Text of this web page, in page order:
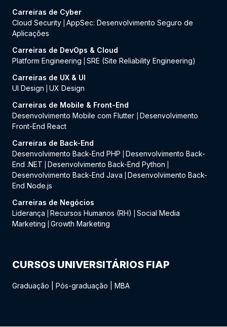
Carreiras de Cyber
Cloud Security AppSec: Desenvolvimento Seguro de
Aplicações
Carreiras de DevOps & Cloud
Platform Engineering
SRE (Site Reliability Engineering)
Carreiras de UX & UI
UI Design
UX Design
Carreiras de Mobile & Front-End
Desenvolvimento Mobile com Flutter
Desenvolvimento
Front-End React
Carreiras de Back-End
Desenvolvimento Back-End PHP
Desenvolvimento Back-
End .NET
Desenvolvimento Back-End Python
Desenvolvimento Back-End Java
Desenvolvimento Back-
End Node.js
Carreiras de Negócios
Liderança
Recursos Humanos (RH)
Social Media
Marketing
Growth Marketing
CURSOS UNIVERSITÁRIOS FIAP
Graduação Pós-graduação MBA